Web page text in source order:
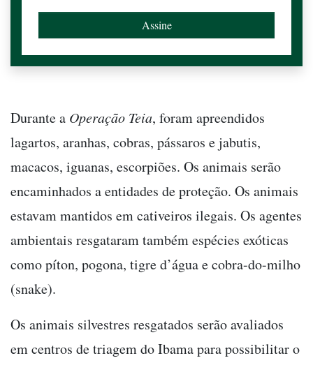
Durante a Operação Teia, foram apreendidos
lagartos, aranhas, cobras, pássaros e jabutis,
macacos, iguanas, escorpiões. Os animais serão
encaminhados a entidades de proteção. Os animais
estavam mantidos em cativeiros ilegais. Os agentes
ambientais resgataram também espécies exóticas
como píton, pogona, tigre d’água e cobra-do-milho
(snake).
Os animais silvestres resgatados serão avaliados
em centros de triagem do Ibama para possibilitar o